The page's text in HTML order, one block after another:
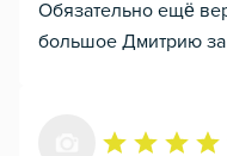
Обязательно ещё
большое Дмитрию за